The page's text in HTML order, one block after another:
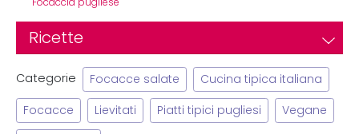
Focaccia pugliese
Ricette
Categorie Focacce salate Cucina tipica italiana
Focacce Lievitati Piatti tipici pugliesi Vegane